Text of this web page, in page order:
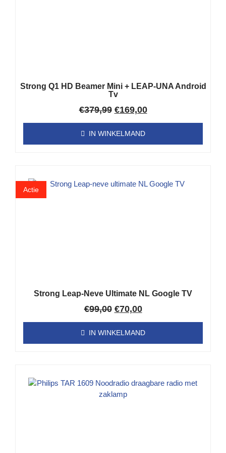
Strong Q1 HD Beamer Mini + LEAP-UNA Android
Tv
€379,99 €169,00
IN WINKELMAND
Strong Leap-Neve Ultimate NL Google TV
Actie
€99,00 €70,00
IN WINKELMAND